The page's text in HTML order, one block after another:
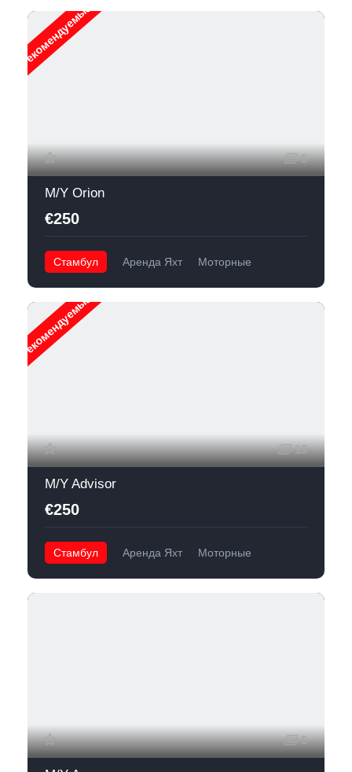
Рекомендуемые
8
M/Y Orion
€250
Стамбул Аренда Яхт Моторные
Рекомендуемые
13
M/Y Advisor
€250
Стамбул Аренда Яхт Моторные
5